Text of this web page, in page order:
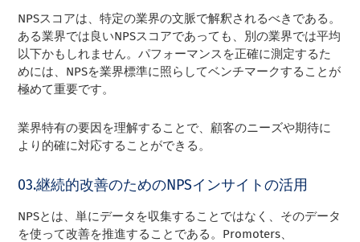
NPSスコアは、特定の業界の文脈で解釈されるべきである。
ある業界では良いNPSスコアであっても、別の業界では平均
以下かもしれません。パフォーマンスを正確に測定するた
めには、NPSを業界標準に照らしてベンチマークすることが
極めて重要です。
業界特有の要因を理解することで、顧客のニーズや期待に
より的確に対応することができる。
03.継続的改善のためのNPSインサイトの活用
NPSとは、単にデータを収集することではなく、そのデータ
を使って改善を推進することである。Promoters、